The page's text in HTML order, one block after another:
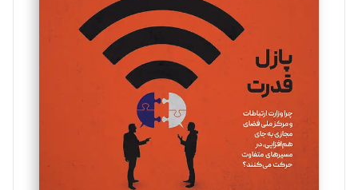
یسنا امان‌پور
تحریریه
ملینا جعفری
تحریریه